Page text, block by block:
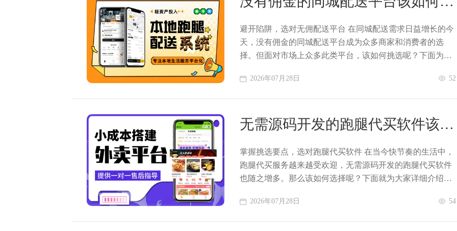
择
避开陷阱，选对无佣配送平台 在同城配送需求日益增长的今
天，没有佣金的同城配送平台成为众多商家和消费者的选
择。但面对市场上众多此类平台，该如何挑选呢？下面为大
2026年07月28日 52
无需源码开发的跑腿代买软件该如
何选择
掌握挑选要点，选对跑腿代买软件 在当今快节奏的生活中，
跑腿代买服务越来越受欢迎，无需源码开发的跑腿代买软件
也随之增多。那么该如何选择呢？下面就为大家详细介绍。
2026年07月28日 54